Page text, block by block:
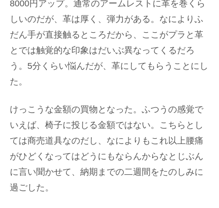
8000円アップ。通常のアームレストに革を巻くら
しいのだが、革は厚く、弾力がある。なによりふ
だん手が直接触るところだから、ここがプラと革
とでは触覚的な印象はだいぶ異なってくるだろ
う。5分くらい悩んだが、革にしてもらうことにし
た。
けっこうな金額の買物となった。ふつうの感覚で
いえば、椅子に投じる金額ではない。こちらとし
ては商売道具なのだし、なによりもこれ以上腰痛
がひどくなってはどうにもならんからなとじぶん
に言い聞かせて、納期までの二週間をたのしみに
過ごした。